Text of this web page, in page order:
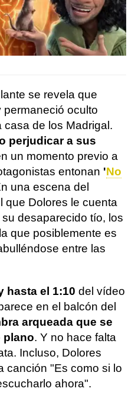
se revela que
permaneció oculto
de los Madrigal.
perjudicar a sus
un momento previo a
entonan 'No
una escena del
que Dolores le cuenta
desaparecido tío, los
que posiblemente es
entre las
hasta el 1:10 del vídeo
en el balcón del
arqueada que se
plano. Y no hace falta
Incluso, Dolores
canción "Es como si lo
ahora".